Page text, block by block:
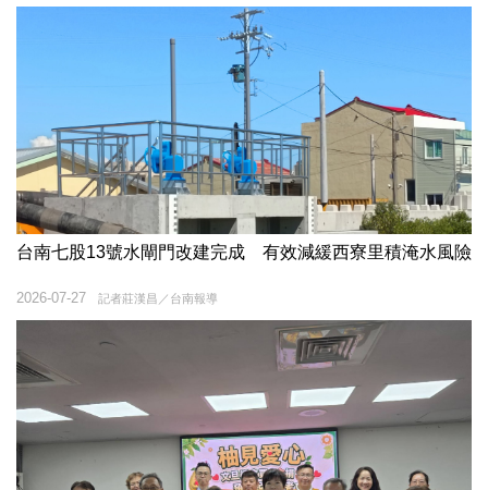
台南七股13號水閘門改建完成 有效減緩西寮里積淹水風險
記者莊漢昌／台南報導
2026-07-27